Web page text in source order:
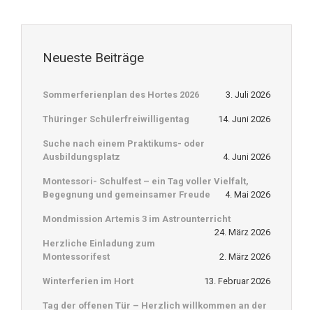
Neueste Beiträge
Sommerferienplan des Hortes 2026 3. Juli 2026
Thüringer Schülerfreiwilligentag 14. Juni 2026
Suche nach einem Praktikums- oder
Ausbildungsplatz
4. Juni 2026
Montessori- Schulfest – ein Tag voller Vielfalt,
Begegnung und gemeinsamer Freude
4. Mai 2026
Mondmission Artemis 3 im Astrounterricht
24. März 2026
Herzliche Einladung zum
Montessorifest
2. März 2026
Winterferien im Hort 13. Februar 2026
Tag der offenen Tür – Herzlich willkommen an der